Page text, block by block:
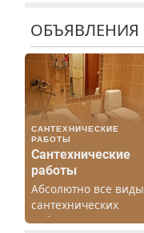
ОБЪЯВЛЕНИЯ
САНТЕХНИЧЕСКИЕ
РАБОТЫ
Сантехнические
работы
Абсолютно все виды
сантехнических
работ. Быстро.